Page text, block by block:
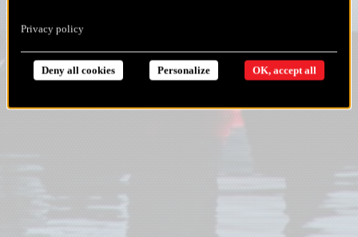
OK, accept all
Deny all cookies Personalize
Privacy policy